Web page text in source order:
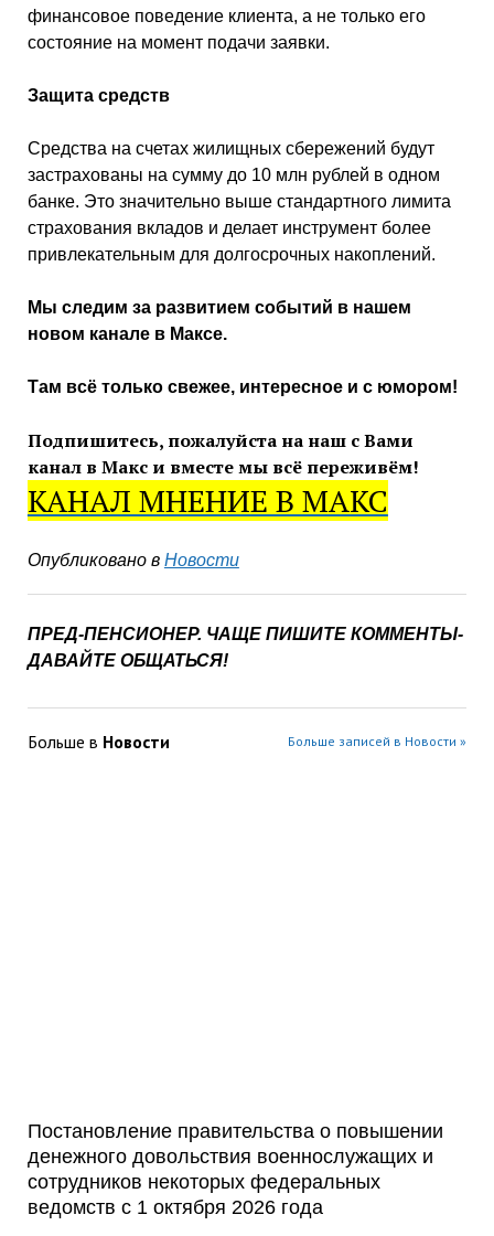
финансовое поведение клиента, а не только его
состояние на момент подачи заявки.
Защита средств
Средства на счетах жилищных сбережений будут
застрахованы на сумму до 10 млн рублей в одном
банке. Это значительно выше стандартного лимита
страхования вкладов и делает инструмент более
привлекательным для долгосрочных накоплений.
Мы следим за развитием событий в нашем
новом канале в Максе.
Там всё только свежее, интересное и с юмором!
Подпишитесь, пожалуйста на наш с Вами
канал в Макс и вместе мы всё переживём!
КАНАЛ МНЕНИЕ В МАКС
Опубликовано в Новости
ПРЕД-ПЕНСИОНЕР. ЧАЩЕ ПИШИТЕ КОММЕНТЫ-
ДАВАЙТЕ ОБЩАТЬСЯ!
Больше в Новости Больше записей в Новости »
Постановление правительства о повышении
денежного довольствия военнослужащих и
сотрудников некоторых федеральных
ведомств с 1 октября 2026 года